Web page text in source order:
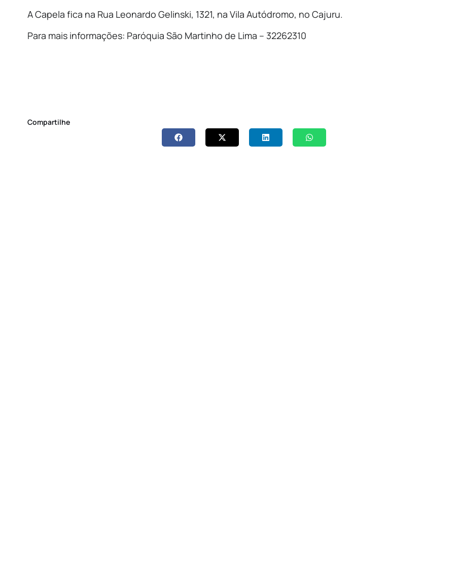
A Capela fica na Rua Leonardo Gelinski, 1321, na Vila Autódromo, no Cajuru.
Para mais informações: Paróquia São Martinho de Lima – 32262310
Compartilhe